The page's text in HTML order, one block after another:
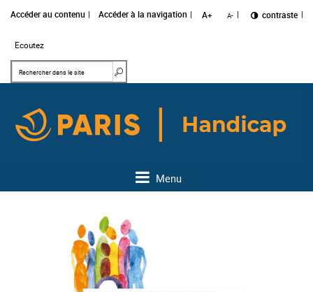
Accéder au contenu Accéder à la navigation A+ A- Changer le
contraste
Ecoutez
Mots clés
Menu